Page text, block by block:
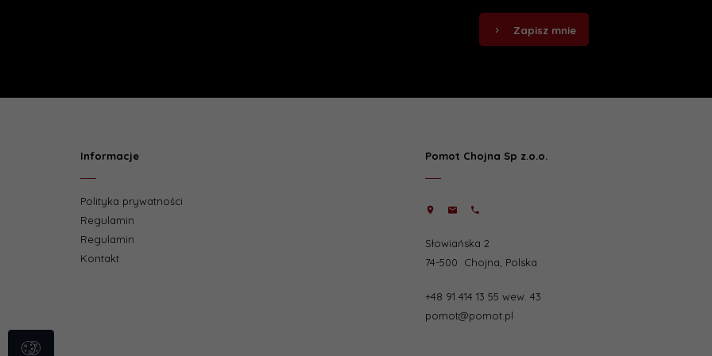
Zapisz mnie
Informacje
Polityka prywatności
Regulamin
Regulamin
Kontakt
Pomot Chojna Sp z.o.o.
Słowiańska 2
74-500
Chojna Polska
+48 91 414 13 55 wew. 43
pomot@pomot.pl